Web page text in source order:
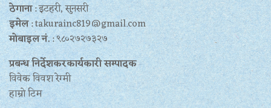
ठेगाना: इटहरी, सुनसरी
इमेल: takurainc819@gmail.com
मोबाइल नं.: ९८०२७२७३२७
प्रबन्ध निर्देशकरकार्यकारी सम्पादक
विवेक विवश रेग्मी
हाम्रो टिम